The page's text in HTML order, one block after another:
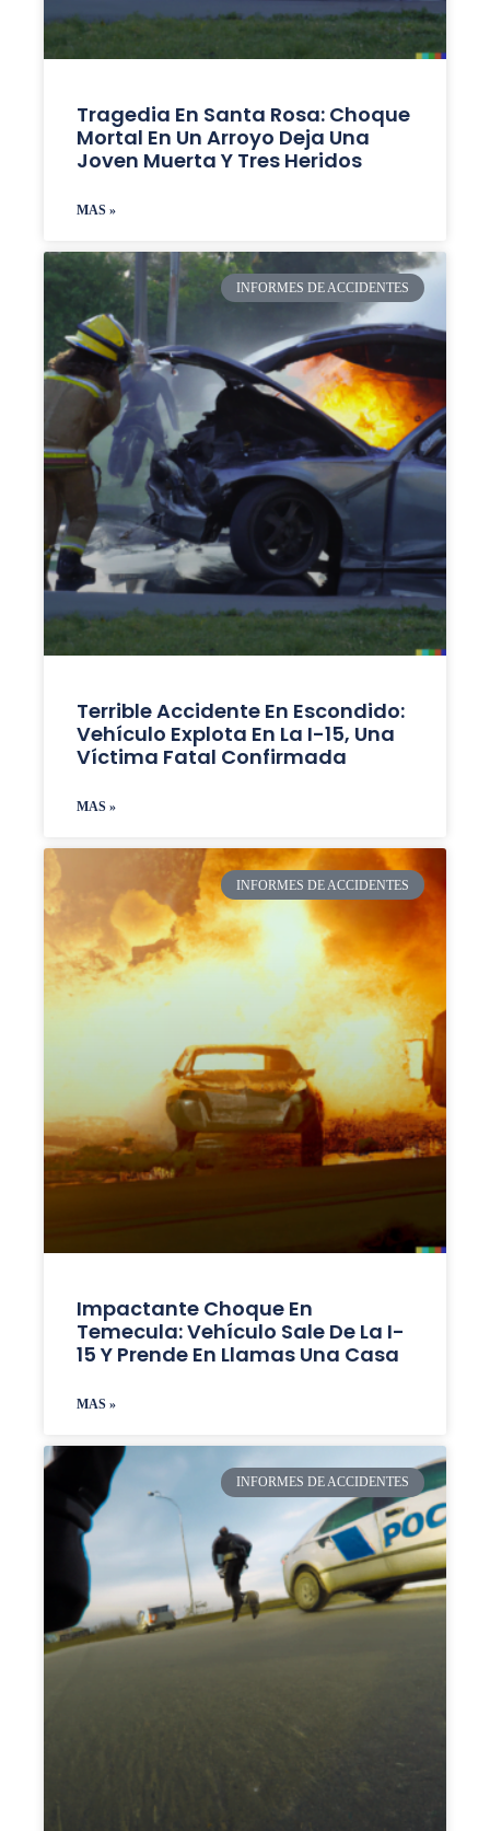
Tragedia En Santa Rosa: Choque
Mortal En Un Arroyo Deja Una
Joven Muerta Y Tres Heridos
MAS »
INFORMES DE ACCIDENTES
Terrible Accidente En Escondido:
Vehículo Explota En La I-15, Una
Víctima Fatal Confirmada
MAS »
INFORMES DE ACCIDENTES
Impactante Choque En
Temecula: Vehículo Sale De La I-
15 Y Prende En Llamas Una Casa
MAS »
INFORMES DE ACCIDENTES